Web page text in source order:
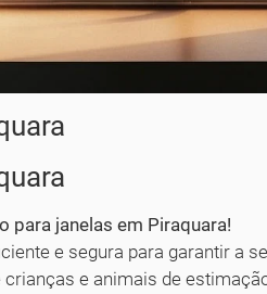
para janelas em Piraquara!
e segura para garantir a
e animais de